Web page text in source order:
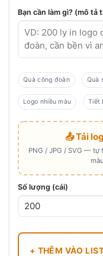
Bạn cần làm gì? (mô
Quà công đoàn Quà
Logo nhiều màu Tiết
📤 Tải
PNG / JPG / SVG — tự
Số lượng (cái)
+ THÊM VÀO